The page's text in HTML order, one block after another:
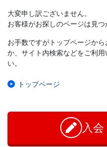
イ
ト】
自
ら
学
大変申し訳ございません。
お客様がお探しのページは見つ
お手数ですがトップページか
か、サイト内検索などをご利
い。
トップページ
入会